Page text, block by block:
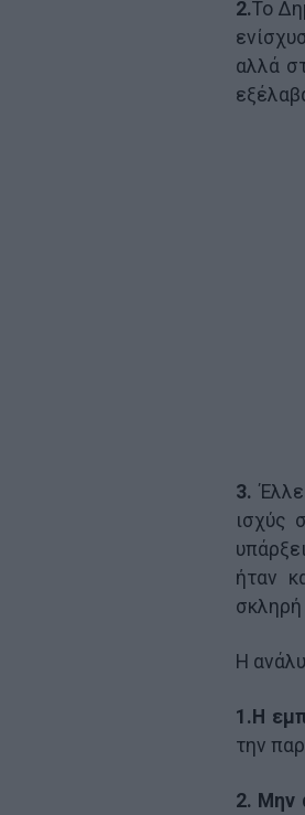
2.Το
αλλά
3.
ισχύς
ήταν
σκληρή
Η
1.Η
την
2. Μην